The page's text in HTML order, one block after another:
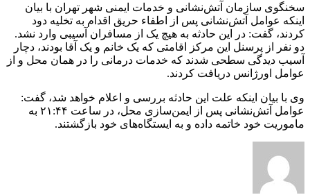
سخنگوی سازمان آتش‌نشانی و خدمات ایمنی شهر تهران با بیان
اینکه عوامل آتش‌نشانی پس از اطفاء حریق اقدام به تخلیه دود
کردند، گفت: در این حادثه به هیچ یک از مسافران آسیبی وارد نشد.
دو نفر از پرسنل این مرکز اقامتی که یک خانم و یک آقا بودند، دچار
آسیب دیدگی سطحی شدند که خدمات درمانی را در همان محل و از
عوامل اورژانس دریافت کردند.
وی با بیان اینکه علت این حادثه بررسی و اعلام خواهد شد، گفت:
عوامل آتش‌نشانی پس از ایمن‌سازی محل، در ساعت ۲۱:۴۴ به
ماموریت خود خاتمه داده و به ایستگاه‌های خود بازگشتند.